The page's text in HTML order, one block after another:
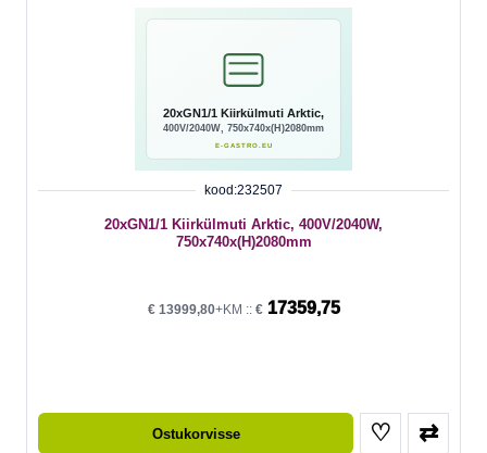
kood:232507
20xGN1/1 Kiirkülmuti Arktic, 400V/2040W,
750x740x(H)2080mm
€13999,80+KM :: €17359,75
Ostukorvisse ♡ ⇄